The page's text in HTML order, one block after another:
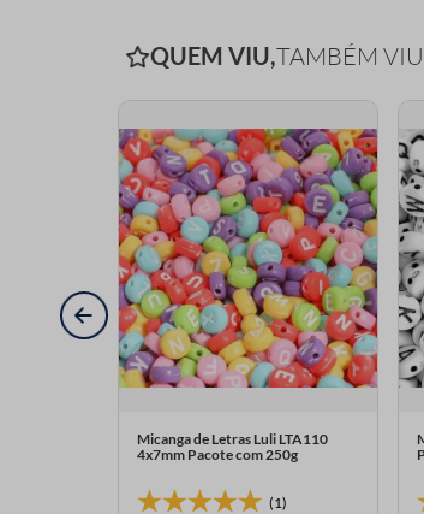
QUEM VIU,TAMBÉM
Micanga de Letras Luli LTA110
4x7mm Pacote com 250g
(1)